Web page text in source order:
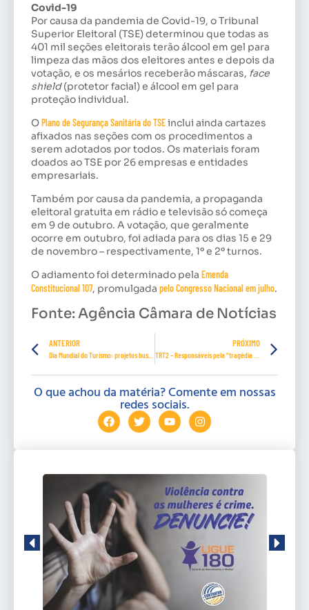
Covid-19
Por causa da pandemia de Covid-19, o Tribunal
Superior Eleitoral (TSE) determinou que todas as
401 mil seções eleitorais terão álcool em gel para
limpeza das mãos dos eleitores antes e depois da
votação, e os mesários receberão máscaras, face
shield(protetor facial) e álcool em gel para
proteção individual.
OPlano de Segurança Sanitária do TSEinclui ainda cartazes
afixados nas seções com os procedimentos a
serem adotados por todos. Os materiais foram
doados ao TSE por 26 empresas e entidades
empresariais.
Também por causa da pandemia, a propaganda
eleitoral gratuita em rádio e televisão só começa
em 9 de outubro. A votação, que geralmente
ocorre em outubro, foi adiada para os dias 15 e 29
de novembro – respectivamente, 1º e 2º turnos.
O adiamento foi determinado pela Emenda
Constitucional 107, promulgada pelo Congresso Nacional em julho.
Fonte: Agência Câmara de Notícias
ANTERIOR PRÓXIMO
O que achou da matéria? Comente em nossas
redes sociais.